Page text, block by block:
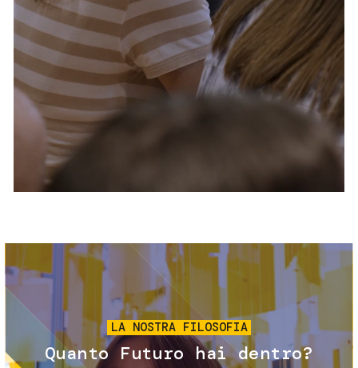
Servizi e accessibilità
Contatti
FAQ
Biglietti
Immagine
LA NOSTRA FILOSOFIA
Quanto Futuro hai dentro?